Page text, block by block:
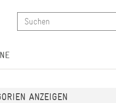
ANZEIGEN